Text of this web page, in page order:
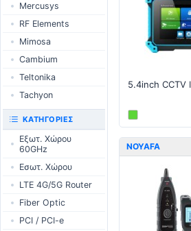
NOYAFA
UISP Power
UISP LTU
airMAX
airMAX ac
UniFi Wireless
UniFi Cloud
Gateways
UniFi CloudKeys &
UniFi Switching
Security
UniFi Camera
Accessories
Switches
LTE/5G products
IoT products
60GHz products
RouterBOARD
Διεπαφές
Εξαρτήματα
Κεραίες
SFP / QSFP
Routers
LTE / 5G
AP / MESH
Switch
NIC
USB Chargers
Mercusys
RF Elements
Mimosa
Cambium
Teltonika
Tachyon
ΚΑΤΗΓΟΡΊΕΣ
Εξωτ. Χώρου
60GHz
Εσωτ. Χώρου
LTE 4G/5G Router
Fiber Optic
PCI / PCI-e